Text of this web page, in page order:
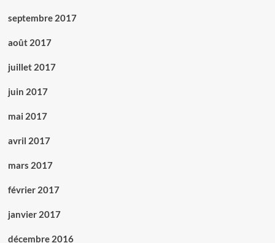
septembre 2017
août 2017
juillet 2017
juin 2017
mai 2017
avril 2017
mars 2017
février 2017
janvier 2017
décembre 2016